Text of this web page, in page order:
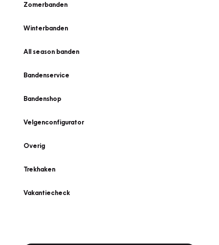
Zomerbanden
Winterbanden
All season banden
Bandenservice
Bandenshop
Velgenconfigurator
Overig
Trekhaken
Vakantiecheck